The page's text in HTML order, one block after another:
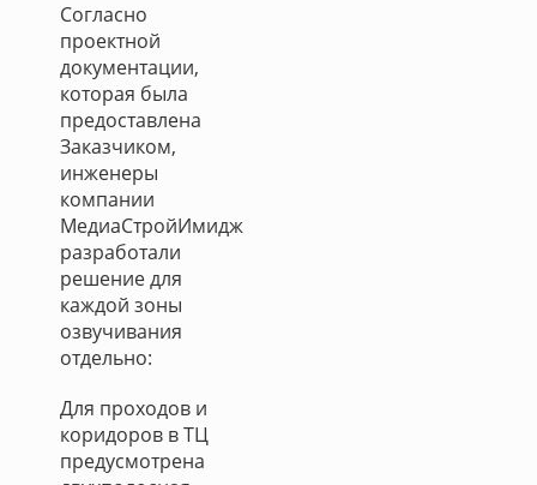
Согласно
проектной
документации,
которая была
предоставлена
Заказчиком,
инженеры
компании
МедиаСтройИмидж
разработали
решение для
каждой зоны
озвучивания
отдельно:
Для проходов и
коридоров в ТЦ
предусмотрена